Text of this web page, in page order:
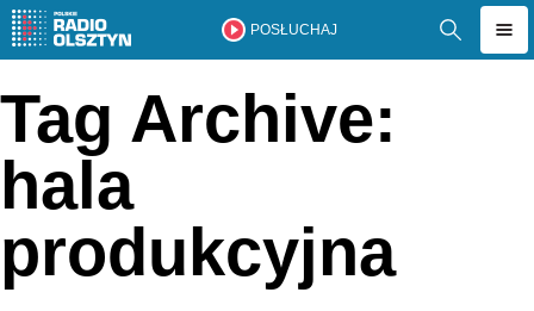
POSŁUCHAJ
Tag Archive:
hala
produkcyjna